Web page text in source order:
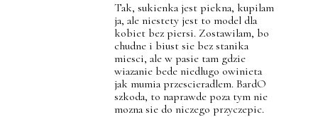
Tak, sukienka jest piekna, kupilam
ja, ale niestety jest to model dla
kobiet bez piersi. Zostawilam, bo
chudne i biust sie bez stanika
miesci, ale w pasie tam gdzie
wiazanie bede niedlugo owinieta
jak mumia przescieradlem. BardO
szkoda, to naprawde poza tym nie
mozna sie do niczego przyczepic.